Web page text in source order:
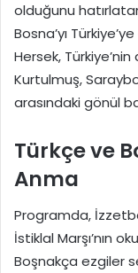
olduğunu
Bosna’yı
Hersek, Türkiye’nin
Kurtulmuş,
arasındaki gönül
Türkçe ve
Anma
Programda,
İstiklal Marşı’nın
Boşnakça ezgiler